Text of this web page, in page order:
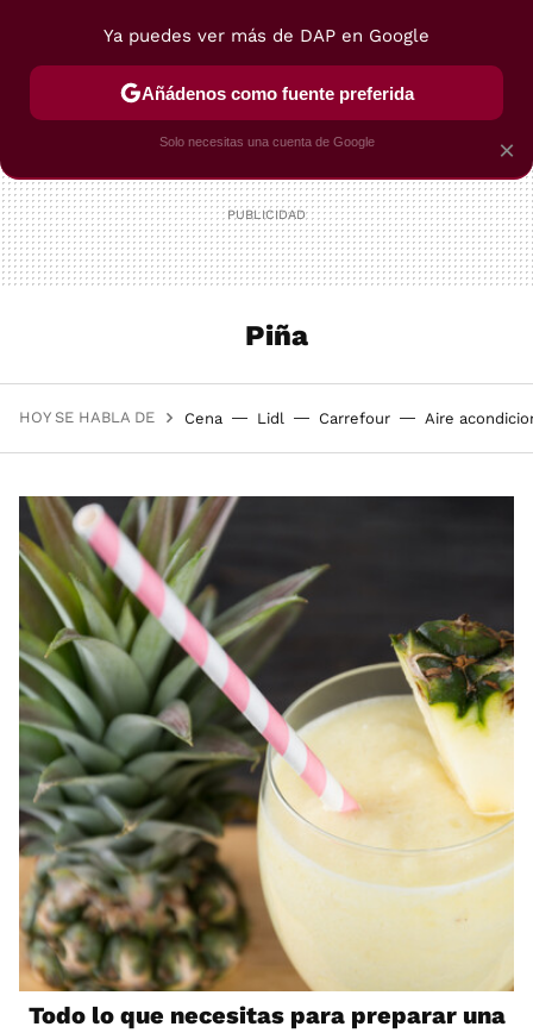
POSTRES VIAJES SELECCIÓN VEGUI
Piña
HOY SE HABLA DE Cena Lidl Carrefour Aire
Todo lo que necesitas para preparar una
×
Ya puedes ver más de DAP en Google
Añádenos como fuente preferida
Solo necesitas una cuenta de Google